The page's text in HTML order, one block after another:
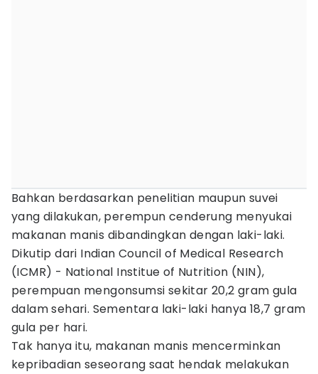
Bahkan berdasarkan penelitian maupun suvei
yang dilakukan, perempun cenderung menyukai
makanan manis dibandingkan dengan laki-laki.
Dikutip dari Indian Council of Medical Research
(ICMR) - National Institue of Nutrition (NIN),
perempuan mengonsumsi sekitar 20,2 gram gula
dalam sehari. Sementara laki-laki hanya 18,7 gram
gula per hari.
Tak hanya itu, makanan manis mencerminkan
kepribadian seseorang saat hendak melakukan